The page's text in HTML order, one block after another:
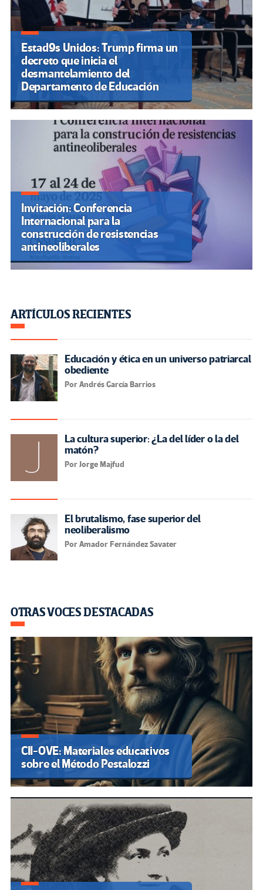
Estad9s Unidos: Trump firma un
decreto que inicia el
desmantelamiento del
Departamento de Educación
Invitación: Conferencia
Internacional para la
construcción de resistencias
antineoliberales
ARTÍCULOS RECIENTES
Educación y ética en un universo patriarcal
obediente
Por Andrés García Barrios
La cultura superior: ¿La del líder o la del
matón?
Por Jorge Majfud
El brutalismo, fase superior del
neoliberalismo
Por Amador Fernández Savater
OTRAS VOCES DESTACADAS
CII-OVE: Materiales educativos
sobre el Método Pestalozzi